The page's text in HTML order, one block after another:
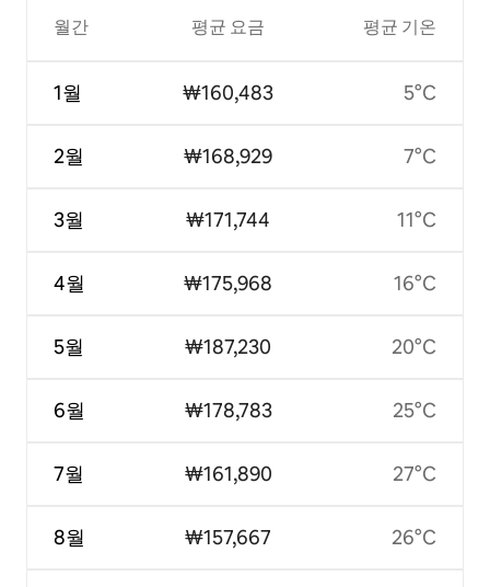
월간
1월
2월
3월
4월
5월
6월
7월
8월
평균 요금
₩160,483
₩168,929
₩171,744
₩175,968
₩187,230
₩178,783
₩161,890
₩157,667
평균 기온
5°C
7°C
11°C
16°C
20°C
25°C
27°C
26°C